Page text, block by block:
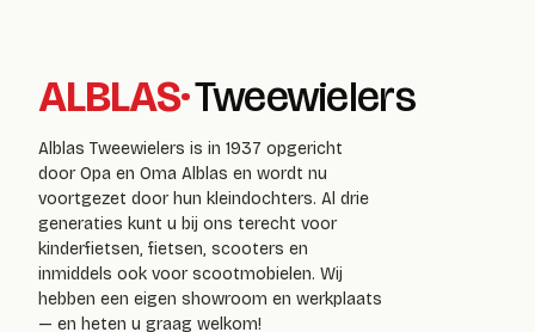
ALBLAS·Tweewielers
Alblas Tweewielers is in 1937 opgericht
door Opa en Oma Alblas en wordt nu
voortgezet door hun kleindochters. Al drie
generaties kunt u bij ons terecht voor
kinderfietsen, fietsen, scooters en
inmiddels ook voor scootmobielen. Wij
hebben een eigen showroom en werkplaats
— en heten u graag welkom!